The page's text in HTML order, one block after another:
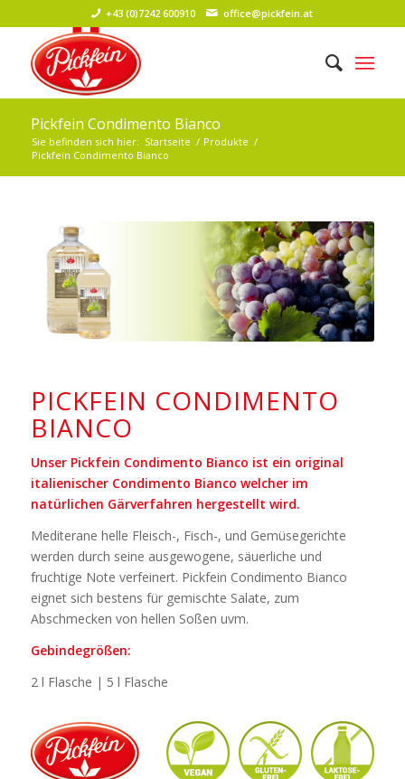
+43 (0)7242 600910 office@pickfein.at
Pickfein Condimento Bianco
Sie befinden sich hier: Startseite / Produkte /
Pickfein Condimento Bianco
PICKFEIN CONDIMENTO
BIANCO
Unser Pickfein Condimento Bianco ist ein original
italienischer Condimento Bianco welcher im
natürlichen Gärverfahren hergestellt wird.
Mediterane helle Fleisch-, Fisch-, und Gemüsegerichte
werden durch seine ausgewogene, säuerliche und
fruchtige Note verfeinert. Pickfein Condimento Bianco
eignet sich bestens für gemischte Salate, zum
Abschmecken von hellen Soßen uvm.
Gebindegrößen:
2 l Flasche | 5 l Flasche